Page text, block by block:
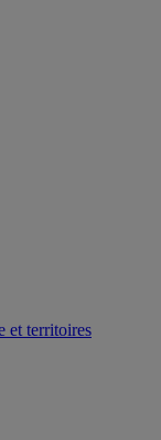
et territoires